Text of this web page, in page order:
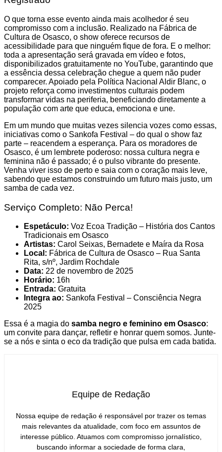
O que torna esse evento ainda mais acolhedor é seu
compromisso com a inclusão. Realizado na Fábrica de
Cultura de Osasco, o show oferece recursos de
acessibilidade para que ninguém fique de fora. E o melhor:
toda a apresentação será gravada em vídeo e fotos,
disponibilizados gratuitamente no YouTube, garantindo que
a essência dessa celebração chegue a quem não puder
comparecer. Apoiado pela Política Nacional Aldir Blanc, o
projeto reforça como investimentos culturais podem
transformar vidas na periferia, beneficiando diretamente a
população com arte que educa, emociona e une.
Em um mundo que muitas vezes silencia vozes como essas,
iniciativas como o Sankofa Festival – do qual o show faz
parte – reacendem a esperança. Para os moradores de
Osasco, é um lembrete poderoso: nossa cultura negra e
feminina não é passado; é o pulso vibrante do presente.
Venha viver isso de perto e saia com o coração mais leve,
sabendo que estamos construindo um futuro mais justo, um
samba de cada vez.
Serviço Completo: Não Perca!
Espetáculo: Voz Ecoa Tradição – História dos Cantos
Tradicionais em Osasco
Artistas: Carol Seixas, Bernadete e Maíra da Rosa
Local: Fábrica de Cultura de Osasco – Rua Santa
Rita, s/nº, Jardim Rochdale
Data: 22 de novembro de 2025
Horário: 16h
Entrada: Gratuita
Integra ao: Sankofa Festival – Consciência Negra
2025
Essa é a magia do samba negro e feminino em Osasco:
um convite para dançar, refletir e honrar quem somos. Junte-
se a nós e sinta o eco da tradição que pulsa em cada batida.
Equipe de Redação
Nossa equipe de redação é responsável por trazer os temas
mais relevantes da atualidade, com foco em assuntos de
interesse público. Atuamos com compromisso jornalístico,
buscando informar a sociedade de forma clara,